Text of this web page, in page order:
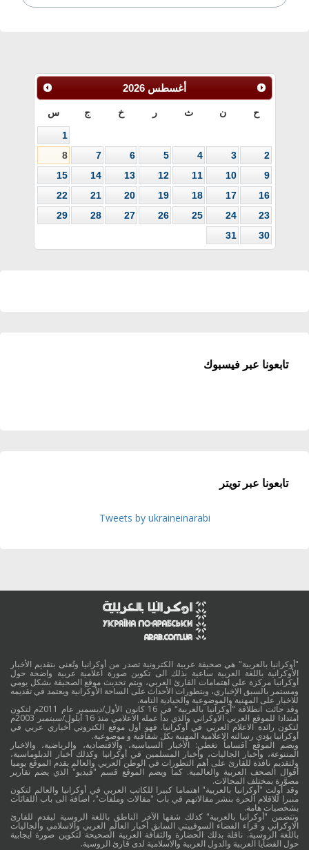
أغسطس 2026
ح ن ث ر خ ج س
1
2
3
4
5
6
7
8
9
10
11
12
13
14
15
16
17
18
19
20
21
22
23
24
25
26
27
28
29
30
31
تابعونا عبر فيسبوك
تابعونا عبر تويتر
Tweets by ukraineinarabi
"أوكرانيا بالعربية" هي صحيفة عربية الكترونية تصدر من أوكرانيا وتُعنى بتقديم الأخبار
الأوكرانية باللغة العربية ساعية بذلك الى تكوين صورة اعلامية عربية واضحة حول
أوكرانيا مركزة على اهتمامات القارئ العربي، ويتم تحديث موقع الصحيفة بشكل يومي
ومستمر بالسبق الإخباري، وبتطورات الأحداث على الساحة الأوكرانية ويعتمد في تقديمه
للاخبار على المهنية والموضوعية والحيادية التامة.
وقد جائت انطلاقة "أوكرانيا بالعربية" في 16 كانون الأول/ديسمبر عام 2011م لتكون
امتدادا للموقع العربي الاوكراني والذي بدأ عمله الاعلامي منذ 16 أيلول/سبتمبر 2003م
لتكون رائدة الاعلام العربي في أوكرانيا. فهو أول موقع الكتروني أخباري عربي في
أوكرانيا يؤدي رسالته الاعلامية المهنية بكل شفافية و موضوعية.
ويضم الموقع أقساماً تغطي: الأخبار السياسية، والاقتصادية، والرياضية، والاخبار
المتنوعة، وأخبار الجاليات، وأخبار المسلمين في أوكرانيا وكذلك أخبار الدبلوماسية،
ولتقديم نافذة للقارئ على أهم التطورات في الوطن العربي والعالم يقدم الموقع يوميا
أقوال الصحف العربية والعالمية. كما ويضم الموقع قسم "فيديو" الذي يضم تقارير
مصوَّرة بمختلف المجالات.
وقد أولت "أوكرانيا بالعربية" اهتماما كبيرا للكاتب العربي في أوكرانيا والعالم لتكون
منبرا للاقلام الحرة بنشر مقالاتهم في باب "مقالات وملفات"، اضافة الى باب اللقائات
بشخصيات هامة.
وتتضمن "أوكرانيا بالعربية" كذلك شقها الآخر الناطق باللغة الروسية ليقدم للقارئ
الاوكراني و قراء الفضاء السوفييتي السابق أخبار العالم العربي والاسلامي والجاليات
باللغة الروسية. ناقلة بذلك الحضارة والثقافة العربية الصحيحة لتكوين صورة ايجابية
حول القضايا العربية والدول العربية والاسلامية لدى قارئ الروسية.